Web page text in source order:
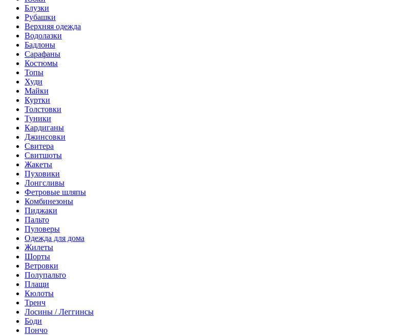
Блузки
Рубашки
Верхняя одежда
Водолазки
Бадлоны
Сарафаны
Костюмы
Топы
Худи
Майки
Куртки
Толстовки
Туники
Кардиганы
Джинсовки
Свитера
Свитшоты
Жакеты
Пуховики
Лонгсливы
Фетровые шляпы
Комбинезоны
Пиджаки
Пальто
Пуловеры
Одежда для дома
Жилеты
Шорты
Ветровки
Полупальто
Плащи
Кюлоты
Тренч
Лосины / Леггинсы
Боди
Пончо